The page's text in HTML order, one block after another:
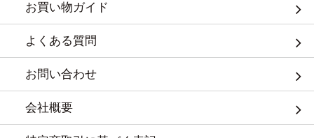
お買い物ガイド
よくある質問
お問い合わせ
会社概要